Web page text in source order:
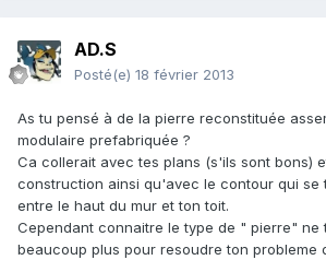
AD.S
Posté(e) 18 février 2013
As tu pensé à de la pierre reconstituée
modulaire prefabriquée ?
Ca collerait avec tes plans (s'ils sont bons)
construction ainsi qu'avec le contour qui se
entre le haut du mur et ton toit.
Cependant connaitre le type de " pierre" ne
beaucoup plus pour resoudre ton probleme